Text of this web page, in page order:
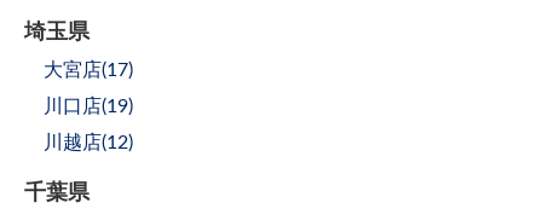
埼玉県
大宮店(17)
川口店(19)
川越店(12)
千葉県